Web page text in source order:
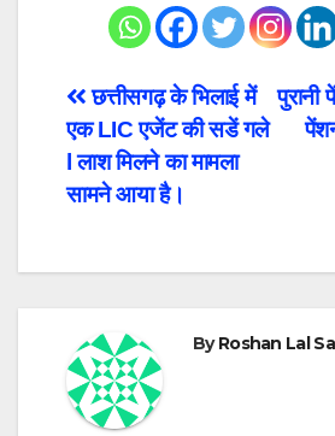
Post
navigation
पुरानी
छत्तीसगढ़ के भिलाई में
एक LIC एजेंट की सडें गले
l लाश मिलने का मामला
सामने आया है।
ByRoshan Lal